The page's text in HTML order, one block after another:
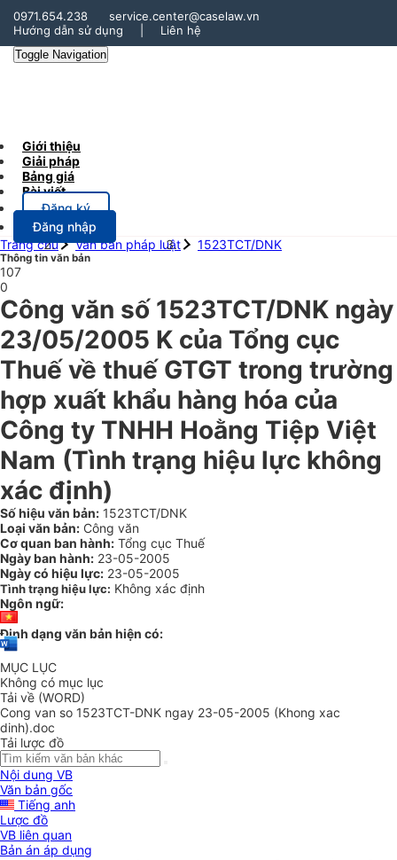
0971.654.238
service.center@caselaw.vn
Hướng dẫn sử dụng
Liên hệ
Toggle Navigation
Giới thiệu
Giải pháp
Bảng giá
Bài viết
Đăng ký
Đăng nhập
Trang chủ
Văn bản pháp luật 1523TCT/DNK
Thông tin văn bản
107
0
Công văn số 1523TCT/DNK ngày
23/05/2005 K của Tổng cục
Thuế về thuế GTGT trong trường
hợp xuất khẩu hàng hóa của
Công ty TNHH Hoằng Tiệp Việt
Nam (Tình trạng hiệu lực không
xác định)
Số hiệu văn bản: 1523TCT/DNK
Loại văn bản: Công văn
Cơ quan ban hành: Tổng cục Thuế
Ngày ban hành: 23-05-2005
Ngày có hiệu lực: 23-05-2005
Tình trạng hiệu lực: Không xác định
Ngôn ngữ:
Định dạng văn bản hiện có:
MỤC LỤC
Không có mục lục
Tải về (WORD)
Cong van so 1523TCT-DNK ngay 23-05-2005 (Khong xac
dinh).doc
Tải lược đồ
Nội dung VB
Văn bản gốc
Tiếng anh
Lược đồ
VB liên quan
Bản án áp dụng